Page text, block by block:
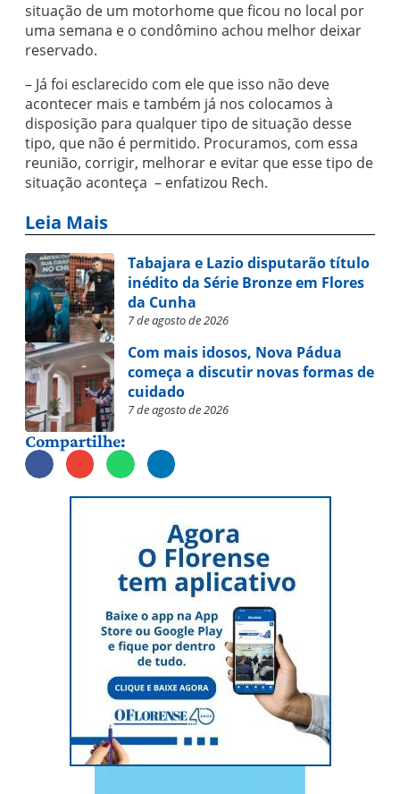
situação de um motorhome que ficou no local por
uma semana e o condômino achou melhor deixar
reservado.
– Já foi esclarecido com ele que isso não deve
acontecer mais e também já nos colocamos à
disposição para qualquer tipo de situação desse
tipo, que não é permitido. Procuramos, com essa
reunião, corrigir, melhorar e evitar que esse tipo de
situação aconteça – enfatizou Rech.
Leia Mais
Tabajara e Lazio disputarão título
inédito da Série Bronze em Flores
da Cunha
7 de agosto de 2026
Com mais idosos, Nova Pádua
começa a discutir novas formas de
cuidado
7 de agosto de 2026
Compartilhe: